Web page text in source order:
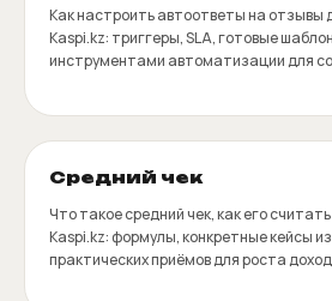
Как настроить автоответы на отзывы
Kaspi.kz: триггеры, SLA, готовые
инструментами автоматизации для
Средний чек
Что такое средний чек, как его
Kaspi.kz: формулы, конкретные кейсы
практических приёмов для роста